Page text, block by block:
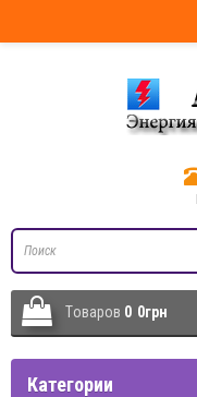
Tоваров 0 0грн
Категории